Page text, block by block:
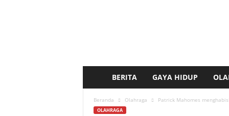
e
BERITA GAYA HIDUP
Beranda Olahraga Patrick Mahomes
OLAHRAGA